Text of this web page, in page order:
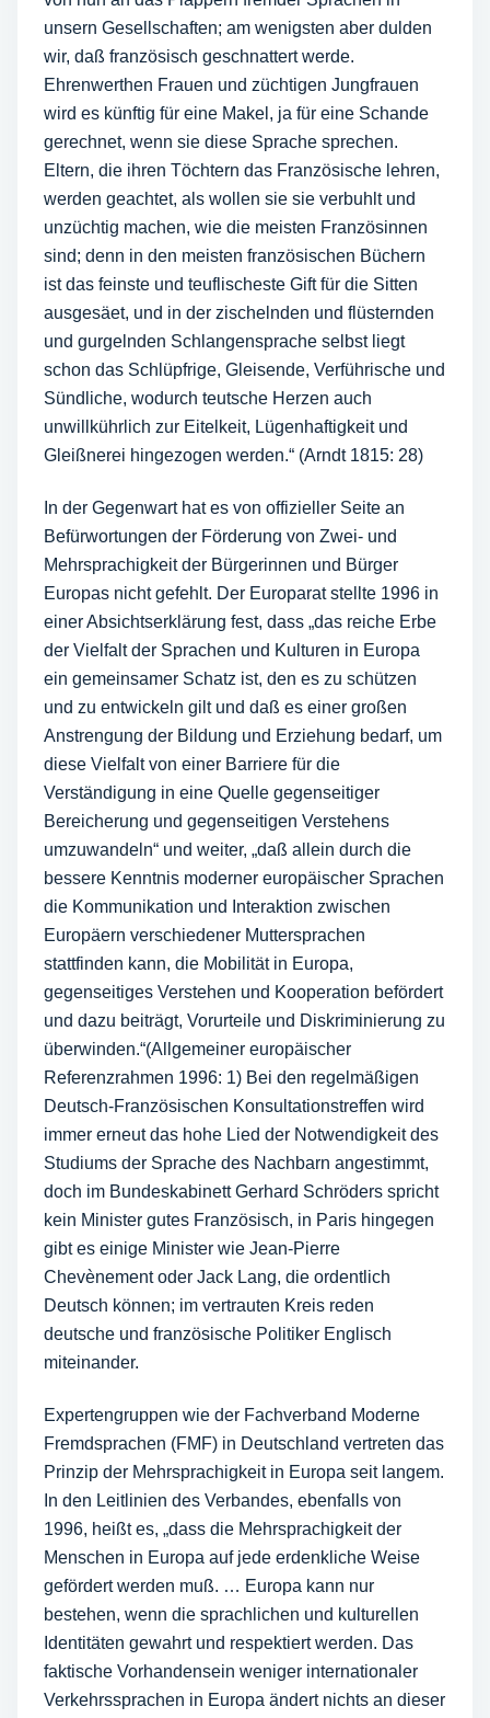
unsern Gesellschaften; am wenigsten aber dulden
wir, daß französisch geschnattert werde.
Ehrenwerthen Frauen und züchtigen Jungfrauen
wird es künftig für eine Makel, ja für eine Schande
gerechnet, wenn sie diese Sprache sprechen.
Eltern, die ihren Töchtern das Französische lehren,
werden geachtet, als wollen sie sie verbuhlt und
unzüchtig machen, wie die meisten Französinnen
sind; denn in den meisten französischen Büchern
ist das feinste und teuflischeste Gift für die Sitten
ausgesäet, und in der zischelnden und flüsternden
und gurgelnden Schlangen­sprache selbst liegt
schon das Schlüpfrige, Gleisende, Verführische und
Sündliche, wodurch teutsche Herzen auch
unwillkührlich zur Eitelkeit, Lügenhaftigkeit und
Gleißnerei hingezogen werden.“ (Arndt 1815: 28)
In der Gegenwart hat es von offizieller Seite an
Befürwortungen der Förderung von Zwei- und
Mehrsprachigkeit der Bürgerinnen und Bürger
Europas nicht gefehlt. Der Europarat stellte 1996 in
einer Absichtserklärung fest, dass „das reiche Erbe
der Vielfalt der Sprachen und Kulturen in Europa
ein gemeinsamer Schatz ist, den es zu schützen
und zu entwickeln gilt und daß es einer großen
Anstrengung der Bildung und Erziehung bedarf, um
diese Vielfalt von einer Barriere für die
Verständigung in eine Quelle gegenseitiger
Bereicherung und gegenseitigen Verstehens
umzuwandeln“ und weiter, „daß allein durch die
bessere Kenntnis moderner europäischer Sprachen
die Kommunikation und Interaktion zwischen
Europäern verschiedener Muttersprachen
stattfinden kann, die Mobilität in Europa,
gegenseitiges Verstehen und Kooperation befördert
und dazu beiträgt, Vorurteile und Diskriminierung zu
überwinden.“(Allgemeiner europäischer
Referenzrahmen 1996: 1) Bei den regelmäßigen
Deutsch-Französischen Konsultationstreffen wird
immer erneut das hohe Lied der Notwendigkeit des
Studiums der Sprache des Nachbarn angestimmt,
doch im Bundeskabinett Gerhard Schröders spricht
kein Minister gutes Französisch, in Paris hingegen
gibt es einige Minister wie Jean-Pierre
Chevènement oder Jack Lang, die ordentlich
Deutsch können; im vertrauten Kreis reden
deutsche und französische Politiker Englisch
miteinander.
Expertengruppen wie der Fachverband Moderne
Fremdsprachen (FMF) in Deutschland vertreten das
Prinzip der Mehrsprachigkeit in Europa seit langem.
In den Leitlinien des Verbandes, ebenfalls von
1996, heißt es, „dass die Mehrsprachigkeit der
Menschen in Europa auf jede erdenkliche Weise
gefördert werden muß. … Europa kann nur
bestehen, wenn die sprachlichen und kulturellen
Identitäten gewahrt und respektiert werden. Das
faktische Vorhandensein weniger internationaler
Verkehrssprachen in Europa ändert nichts an dieser